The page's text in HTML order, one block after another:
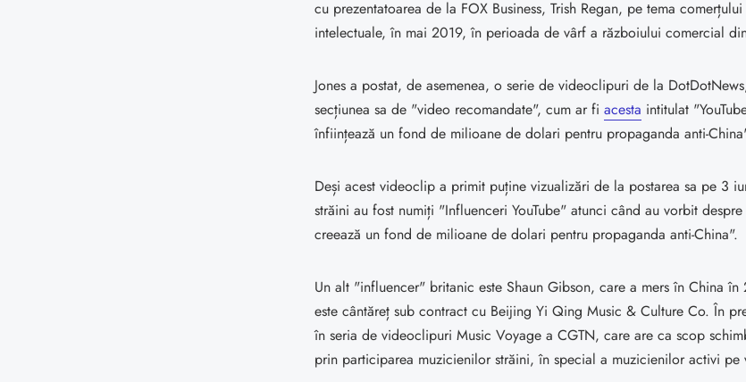
cu prezentatoarea de la FOX Business, Trish Regan, pe tema
intelectuale, în mai 2019, în perioada de vârf a războiului comercial
Jones a postat, de asemenea, o serie de videoclipuri de la
secțiunea sa de "video recomandate", cum ar fi acesta intitulat
înființează un fond de milioane de dolari pentru propaganda anti-
Deși acest videoclip a primit puține vizualizări de la postarea sa pe 3
străini au fost numiți "Influenceri YouTube" atunci când au vorbit
creează un fond de milioane de dolari pentru propaganda anti-China".
Un alt "influencer" britanic este Shaun Gibson, care a mers în China în
este cântăreț sub contract cu Beijing Yi Qing Music & Culture Co. În
în seria de videoclipuri Music Voyage a CGTN, care are ca scop
prin participarea muzicienilor străini, în special a muzicienilor activi pe